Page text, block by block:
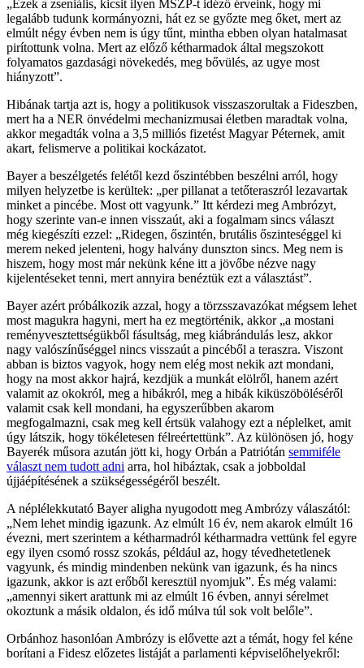
„Ezek a zseniális, kicsit ilyen MSZP-t idéző érveink, hogy mi
legalább tudunk kormányozni, hát ez se győzte meg őket, mert az
elmúlt négy évben nem is úgy tűnt, mintha ebben olyan hatalmasat
pirítottunk volna. Mert az előző kétharmadok által megszokott
folyamatos gazdasági növekedés, meg bővülés, az ugye most
hiányzott”.
Hibának tartja azt is, hogy a politikusok visszaszorultak a Fideszben,
mert ha a NER önvédelmi mechanizmusai életben maradtak volna,
akkor megadták volna a 3,5 milliós fizetést Magyar Péternek, amit
akart, felismerve a politikai kockázatot.
Bayer a beszélgetés felétől kezd őszintébben beszélni arról, hogy
milyen helyzetbe is kerültek: „per pillanat a tetőteraszról lezavartak
minket a pincébe. Most ott vagyunk.” Itt kérdezi meg Ambrózyt,
hogy szerinte van-e innen visszaút, aki a fogalmam sincs választ
még kiegészíti ezzel: „Ridegen, őszintén, brutális őszinteséggel ki
merem neked jelenteni, hogy halvány dunszton sincs. Meg nem is
hiszem, hogy most már nekünk kéne itt a jövőbe nézve nagy
kijelentéseket tenni, mert annyira benéztük ezt a választást”.
Bayer azért próbálkozik azzal, hogy a törzsszavazókat mégsem lehet
most magukra hagyni, mert ha ez megtörténik, akkor „a mostani
reményvesztettségükből fásultság, meg kiábrándulás lesz, akkor
nagy valószínűséggel nincs visszaút a pincéből a teraszra. Viszont
abban is biztos vagyok, hogy nem elég most nekik azt mondani,
hogy na most akkor hajrá, kezdjük a munkát elölről, hanem azért
valamit az okokról, meg a hibákról, meg a hibák kiküszöböléséről
valamit csak kell mondani, ha egyszerűbben akarom
megfogalmazni, csak meg kell értsük valahogy ezt a néplelket, amit
úgy látszik, hogy tökéletesen félreértettünk”. Az különösen jó, hogy
Bayerék műsora azután jött ki, hogy Orbán a Patriótán semmiféle
választ nem tudott adni arra, hol hibáztak, csak a jobboldal
újjáépítésének a szükségességéről beszélt.
A néplélekkutató Bayer aligha nyugodott meg Ambrózy válaszától:
„Nem lehet mindig igazunk. Az elmúlt 16 év, nem akarok elmúlt 16
évezni, mert szerintem a kétharmadról kétharmadra vettünk fel egyre
egy ilyen csomó rossz szokás, például az, hogy tévedhetetlenek
vagyunk, és mindig mindenben nekünk van igazunk, és ha nincs
igazunk, akkor is azt erőből keresztül nyomjuk”. És még valami:
„amennyi sikert arattunk mi az elmúlt 16 évben, annyi sérelmet
okoztunk a másik oldalon, és idő múlva túl sok volt belőle”.
Orbánhoz hasonlóan Ambrózy is elővette azt a témát, hogy fel kéne
borítani a Fidesz előzetes listáját a parlamenti képviselőhelyekről: